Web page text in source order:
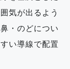
気が出るよう
・のどについ
い導線で配置